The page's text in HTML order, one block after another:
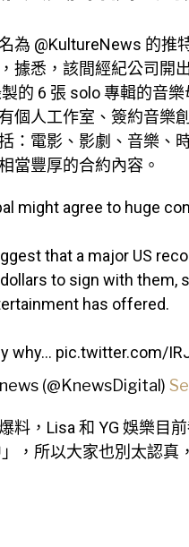
為 @KultureNews 的推
據悉，該間經紀公司開
的 6 張 solo 專輯的音
個人工作室、簽約音樂
：電影、影劇、音樂
當豐厚的合約內容。
might agree to huge
that a major US
to sign with them,
has offered.
why… pic.twitter.com/
(@KnewsDigital)
料，Lisa 和 YG 娛樂目
，所以大家也別太認真